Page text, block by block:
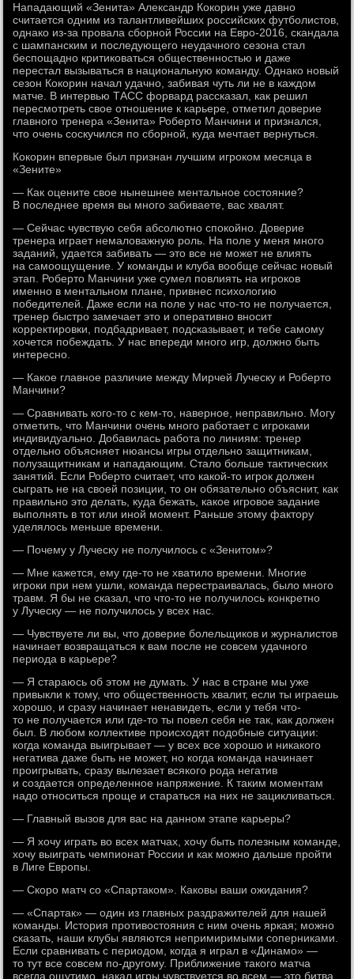
Нападающий «Зенита» Александр Кокорин уже давно
считается одним из талантливейших российских футболистов,
однако из-за провала сборной России на Евро-2016, скандала
с шампанским и последующего неудачного сезона стал
беспощадно критиковаться общественностью и даже
перестал вызываться в национальную команду. Однако новый
сезон Кокорин начал удачно, забивая чуть ли не в каждом
матче. В интервью ТАСС форвард рассказал, как решил
пересмотреть свое отношение к карьере, отметил доверие
главного тренера «Зенита» Роберто Манчини и признался,
что очень соскучился по сборной, куда мечтает вернуться.
Кокорин впервые был признан лучшим игроком месяца в
«Зените»
— Как оцените свое нынешнее ментальное состояние?
В последнее время вы много забиваете, вас хвалят.
— Сейчас чувствую себя абсолютно спокойно. Доверие
тренера играет немаловажную роль. На поле у меня много
заданий, удается забивать — это все не может не влиять
на самоощущение. У команды и клуба вообще сейчас новый
этап. Роберто Манчини уже сумел повлиять на игроков
именно в ментальном плане, привнес психологию
победителей. Даже если на поле у нас что-то не получается,
тренер быстро замечает это и оперативно вносит
корректировки, подбадривает, подсказывает, и тебе самому
хочется побеждать. У нас впереди много игр, должно быть
интересно.
— Какое главное различие между Мирчей Луческу и Роберто
Манчини?
— Сравнивать кого-то с кем-то, наверное, неправильно. Могу
отметить, что Манчини очень много работает с игроками
индивидуально. Добавилась работа по линиям: тренер
отдельно объясняет нюансы игры отдельно защитникам,
полузащитникам и нападающим. Стало больше тактических
занятий. Если Роберто считает, что какой-то игрок должен
сыграть не на своей позиции, то он обязательно объяснит, как
правильно это делать, куда бежать, какое игровое задание
выполнять в тот или иной момент. Раньше этому фактору
уделялось меньше времени.
— Почему у Луческу не получилось с «Зенитом»?
— Мне кажется, ему где-то не хватило времени. Многие
игроки при нем ушли, команда перестраивалась, было много
травм. Я бы не сказал, что что-то не получилось конкретно
у Луческу — не получилось у всех нас.
— Чувствуете ли вы, что доверие болельщиков и журналистов
начинает возвращаться к вам после не совсем удачного
периода в карьере?
— Я стараюсь об этом не думать. У нас в стране мы уже
привыкли к тому, что общественность хвалит, если ты играешь
хорошо, и сразу начинает ненавидеть, если у тебя что-
то не получается или где-то ты повел себя не так, как должен
был. В любом коллективе происходят подобные ситуации:
когда команда выигрывает — у всех все хорошо и никакого
негатива даже быть не может, но когда команда начинает
проигрывать, сразу вылезает всякого рода негатив
и создается определенное напряжение. К таким моментам
надо относиться проще и стараться на них не зацикливаться.
— Главный вызов для вас на данном этапе карьеры?
— Я хочу играть во всех матчах, хочу быть полезным команде,
хочу выиграть чемпионат России и как можно дальше пройти
в Лиге Европы.
— Скоро матч со «Спартаком». Каковы ваши ожидания?
— «Спартак» — один из главных раздражителей для нашей
команды. История противостояния с ним очень яркая; можно
сказать, наши клубы являются непримиримыми соперниками.
Если сравнивать с периодом, когда я играл в «Динамо» —
то тут все совсем по-другому. Приближение такого матча
всегда ощутимо, накал игры чувствуется во всем — это битва